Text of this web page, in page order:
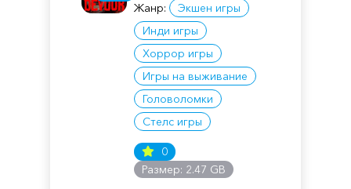
Жанр:
Экшен игры
Инди игры
Хоррор игры
Игры на выживание
Головоломки
Стелс игры
0
Размер: 2.47 GB